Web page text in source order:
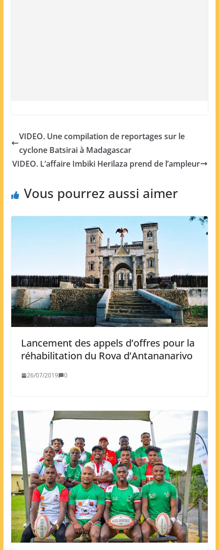
VIDEO. Une compilation de reportages sur le
cyclone Batsirai à Madagascar
VIDEO. L’affaire Imbiki Herilaza prend de l’ampleur
Vous pourrez aussi aimer
Lancement des appels d’offres pour la
réhabilitation du Rova d’Antananarivo
26/07/2019 0